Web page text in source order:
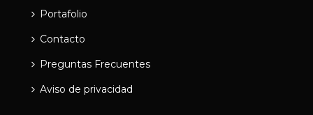
Portafolio
Contacto
Preguntas Frecuentes
Aviso de privacidad